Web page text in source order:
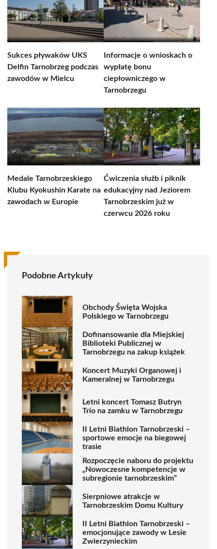
Sukces pływaków UKS
Delfin Tarnobrzeg podczas
zawodów w Mielcu
Informacje o wnioskach o
wypłatę bonu
ciepłowniczego w
Tarnobrzegu
Medale Tarnobrzeskiego
Klubu Kyokushin Karate na
zawodach w Europie
Ćwiczenia służb i piknik
edukacyjny nad Jeziorem
Tarnobrzeskim już w
czerwcu 2026 roku
Podobne Artykuły
Obchody Święta Wojska
Polskiego w Tarnobrzegu
Dofinansowanie dla Miejskiej
Biblioteki Publicznej w
Tarnobrzegu na zakup książek
Koncert Muzyki Organowej i
Kameralnej w Tarnobrzegu
Letni koncert Tomasz Butryn
Trio na zamku w Tarnobrzegu
II Letni Biathlon Tarnobrzeski –
sportowe emocje na biegowej
trasie
Rozpoczęcie naboru do projektu
„Nowoczesne kompetencje w
subregionie tarnobrzeskim”
Sierpniowe atrakcje w
Tarnobrzeskim Domu Kultury
II Letni Biathlon Tarnobrzeski –
emocjonujące zawody w Lesie
Zwierzynieckim